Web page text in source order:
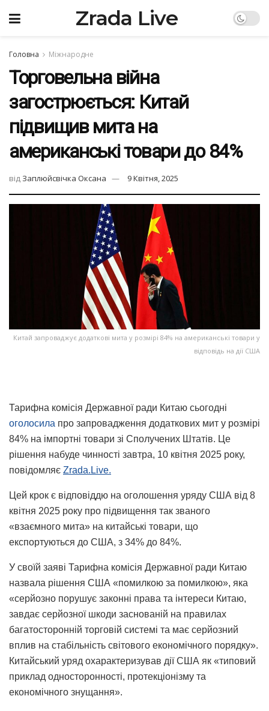
Zrada Live
Головна Міжнародне
Торговельна війна
загострюється: Китай
підвищив мита на
американські товари до 84%
від Заплюйсвічка Оксана 9 Квітня, 2025
Китай запроваджує додаткові мита у розмірі 84% на американські товари у
відповідь на дії США
Тарифна комісія Державної ради Китаю сьогодні
оголосила про запровадження додаткових мит у розмірі
84% на імпортні товари зі Сполучених Штатів. Це
рішення набуде чинності завтра, 10 квітня 2025 року,
повідомляє Zrada.Live.
Цей крок є відповіддю на оголошення уряду США від 8
квітня 2025 року про підвищення так званого
«взаємного мита» на китайські товари, що
експортуються до США, з 34% до 84%.
У своїй заяві Тарифна комісія Державної ради Китаю
назвала рішення США «помилкою за помилкою», яка
«серйозно порушує законні права та інтереси Китаю,
завдає серйозної шкоди заснованій на правилах
багатосторонній торговій системі та має серйозний
вплив на стабільність світового економічного порядку».
Китайський уряд охарактеризував дії США як «типовий
приклад односторонності, протекціонізму та
економічного знущання».